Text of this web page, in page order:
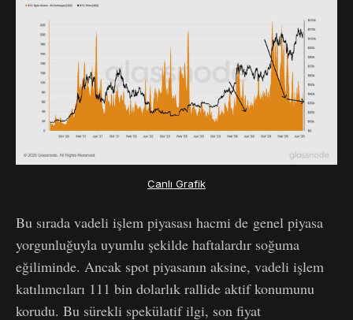
Canlı Grafik
Bu sırada vadeli işlem piyasası hacmi de genel piyasa
yorgunluğuyla uyumlu şekilde haftalardır soğuma
eğiliminde. Ancak spot piyasanın aksine, vadeli işlem
katılımcıları 111 bin dolarlık rallide aktif konumunu
korudu. Bu sürekli spekülatif ilgi, son fiyat